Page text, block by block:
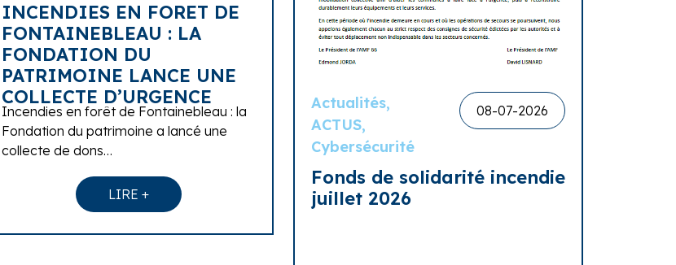
INCENDIES EN FORET DE
FONTAINEBLEAU : LA
FONDATION DU
PATRIMOINE LANCE UNE
COLLECTE D’URGENCE
Incendies en forêt de Fontainebleau : la
Fondation du patrimoine a lancé une
collecte de dons…
LIRE +
Actualités,
ACTUS,
Cybersécurité
08-07-2026
Fonds de solidarité incendie
juillet 2026